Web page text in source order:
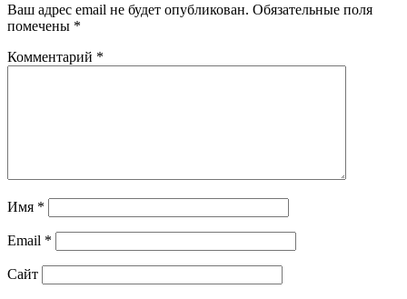
Ваш адрес email не будет опубликован. Обязательные поля
помечены *
Комментарий *
Имя *
Email *
Сайт